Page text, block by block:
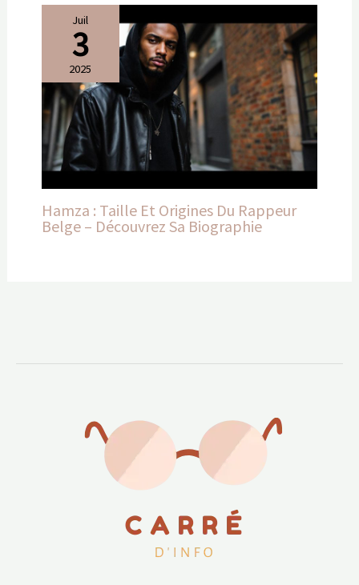
Juil
3
2025
Hamza : Taille Et Origines Du Rappeur
Belge – Découvrez Sa Biographie